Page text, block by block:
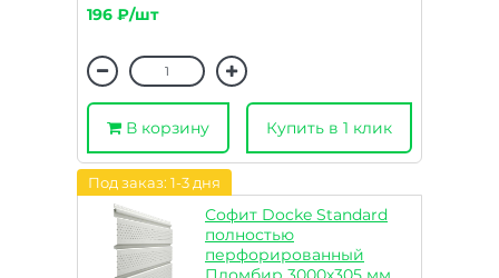
196 ₽/шт
В корзину Купить в 1 клик
Под заказ: 1-3 дня
Софит Docke Standard
полностью
перфорированный